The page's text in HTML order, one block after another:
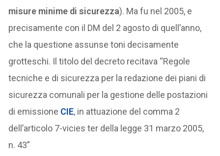
misure minime di sicurezza). Ma fu nel 2005, e
precisamente con il DM del 2 agosto di quell’anno,
che la questione assunse toni decisamente
grotteschi. Il titolo del decreto recitava “Regole
tecniche e di sicurezza per la redazione dei piani di
sicurezza comunali per la gestione delle postazioni
di emissione CIE, in attuazione del comma 2
dell’articolo 7-vicies ter della legge 31 marzo 2005,
n. 43”